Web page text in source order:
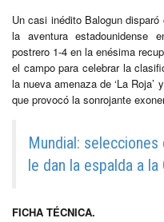
Un casi inédito Balogun
la aventura estadounidense
postrero 1-4 en la enésima
el campo para celebrar la
la nueva amenaza de ‘La
que provocó la sonrojante
Mundial:
le dan la espalda a
FICHA TÉCNICA.